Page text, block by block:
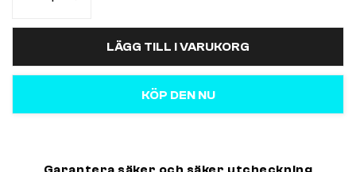
LÄGG TILL I VARUKORG
KÖP DEN NU